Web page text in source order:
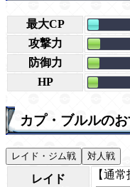
最大CP
攻撃力
防御力
HP
カプ・ブルルの
レイド・ジム戦 対人戦
レイド
【通常